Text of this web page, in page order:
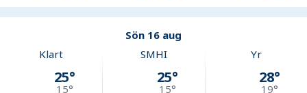
Sön 16 aug
Klart
25°
15°
SMHI
25°
15°
Yr
28°
19°